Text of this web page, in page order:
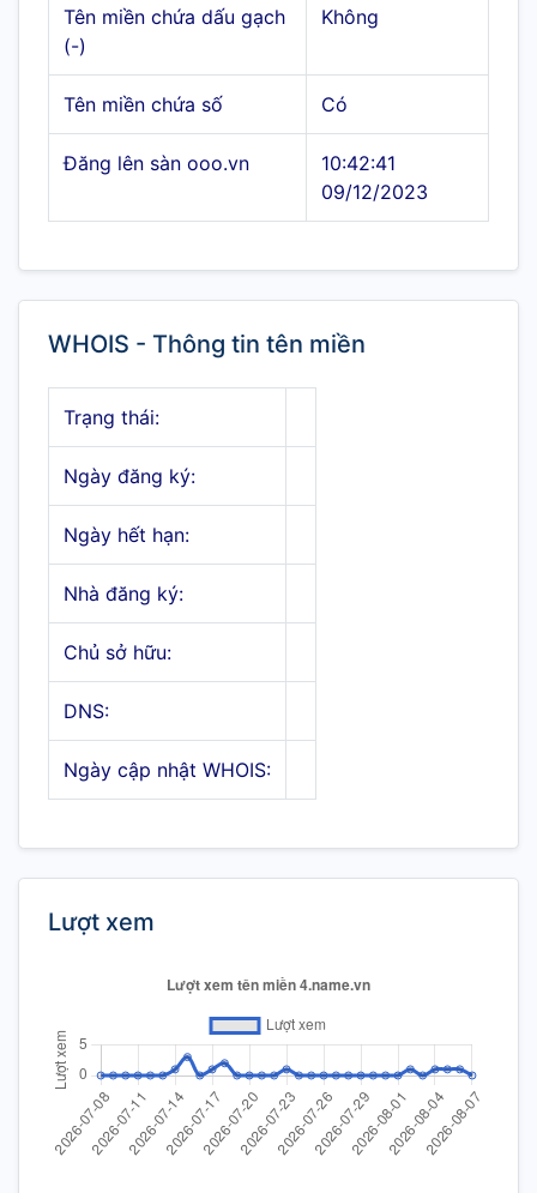
Tên miền chứa dấu gạch
(-)
Không
Tên miền chứa số Có
Đăng lên sàn ooo.vn
10:42:41
09/12/2023
WHOIS - Thông tin tên miền
Trạng thái:
Ngày đăng ký:
Ngày hết hạn:
Nhà đăng ký:
Chủ sở hữu:
DNS:
Ngày cập nhật WHOIS:
Lượt xem